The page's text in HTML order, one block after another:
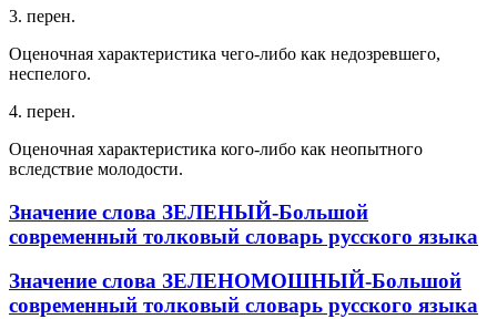
3. перен.
Оценочная характеристика чего-либо как недозревшего,
неспелого.
4. перен.
Оценочная характеристика кого-либо как неопытного
вследствие молодости.
Значение слова ЗЕЛЕНЫЙ-Большой
современный толковый словарь русского языка
Значение слова ЗЕЛЕНОМОШНЫЙ-Большой
современный толковый словарь русского языка